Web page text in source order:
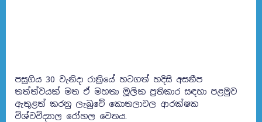
පසුගිය 30 වැනිදා රාත්‍රියේ හටගත් හදිසි අසනීප
තත්ත්වයක් මත ඒ මහතා මූලික ප්‍රතිකාර සඳහා පළමුව
ඇතුළත් කරනු ලැබුවේ කොතලාවල ආරක්ෂක
විශ්වවිද්‍යාල රෝහල වෙතය.